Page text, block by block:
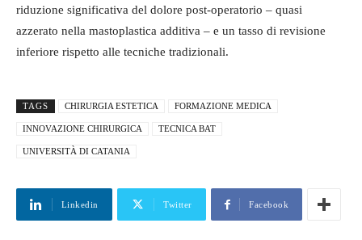
riduzione significativa del dolore post-operatorio – quasi
azzerato nella mastoplastica additiva – e un tasso di revisione
inferiore rispetto alle tecniche tradizionali.
TAGS CHIRURGIA ESTETICA FORMAZIONE MEDICA
INNOVAZIONE CHIRURGICA TECNICA BAT
UNIVERSITÀ DI CATANIA
Linkedin Twitter Facebook